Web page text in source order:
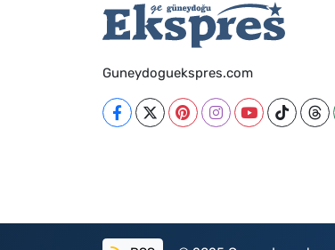
Guneydoguekspres.com